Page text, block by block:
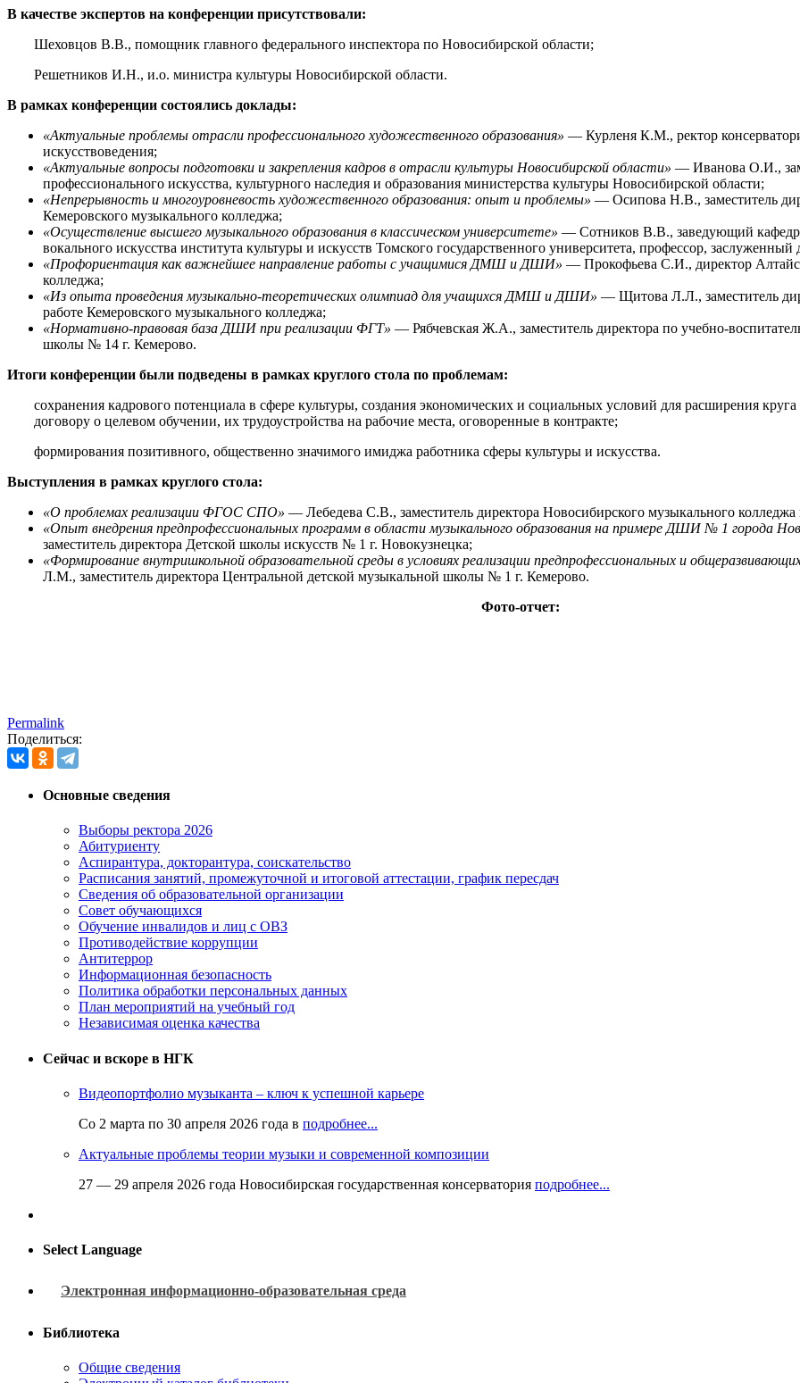
В качестве экспертов на конференции присутствовали:
Шеховцов В.В., помощник главного федерального инспектора по Новосибирской области;
Решетников И.Н., и.о. министра культуры Новосибирской области.
В рамках конференции состоялись доклады:
«Актуальные проблемы отрасли профессионального художественного образования» — Курленя К.М., ректор
искусствоведения;
«Актуальные вопросы подготовки и закрепления кадров в отрасли культуры Новосибирской области» — Иванова О.И.,
профессионального искусства, культурного наследия и образования министерства культуры Новосибирской области;
«Непрерывность и многоуровневость художественного образования: опыт и проблемы» — Осипова Н.В., заместитель
Кемеровского музыкального колледжа;
«Осуществление высшего музыкального образования в классическом университете» — Сотников В.В., заведующий
вокального искусства института культуры и искусств Томского государственного университета, профессор, заслуженный
«Профориентация как важнейшее направление работы с учащимися ДМШ и ДШИ» — Прокофьева С.И., директор
колледжа;
«Из опыта проведения музыкально-теоретических олимпиад для учащихся ДМШ и ДШИ» — Щитова Л.Л., заместитель
работе Кемеровского музыкального колледжа;
«Нормативно-правовая база ДШИ при реализации ФГТ» — Рябчевская Ж.А., заместитель директора по учебно-
школы № 14 г. Кемерово.
Итоги конференции были подведены в рамках круглого стола по проблемам:
сохранения кадрового потенциала в сфере культуры, создания экономических и социальных условий для расширения
договору о целевом обучении, их трудоустройства на рабочие места, оговоренные в контракте;
формирования позитивного, общественно значимого имиджа работника сферы культуры и искусства.
Выступления в рамках круглого стола:
«О проблемах реализации ФГОС СПО» — Лебедева С.В., заместитель директора Новосибирского музыкального
«Опыт внедрения предпрофессиональных программ в области музыкального образования на примере ДШИ № 1 города
заместитель директора Детской школы искусств № 1 г. Новокузнецка;
«Формирование внутришкольной образовательной среды в условиях реализации предпрофессиональных и
Л.М., заместитель директора Центральной детской музыкальной школы № 1 г. Кемерово.
Фото-отчет:
Permalink
Поделиться:
Основные сведения
Выборы ректора 2026
Абитуриенту
Аспирантура, докторантура, соискательство
Расписания занятий, промежуточной и итоговой аттестации, график пересдач
Сведения об образовательной организации
Совет обучающихся
Обучение инвалидов и лиц с ОВЗ
Противодействие коррупции
Антитеррор
Информационная безопасность
Политика обработки персональных данных
План мероприятий на учебный год
Независимая оценка качества
Сейчас и вскоре в НГК
Видеопортфолио музыканта – ключ к успешной карьере
Со 2 марта по 30 апреля 2026 года в подробнее...
Актуальные проблемы теории музыки и современной композиции
27 — 29 апреля 2026 года Новосибирская государственная консерватория подробнее...
Select Language
Электронная информационно-образовательная среда
Библиотека
Общие сведения